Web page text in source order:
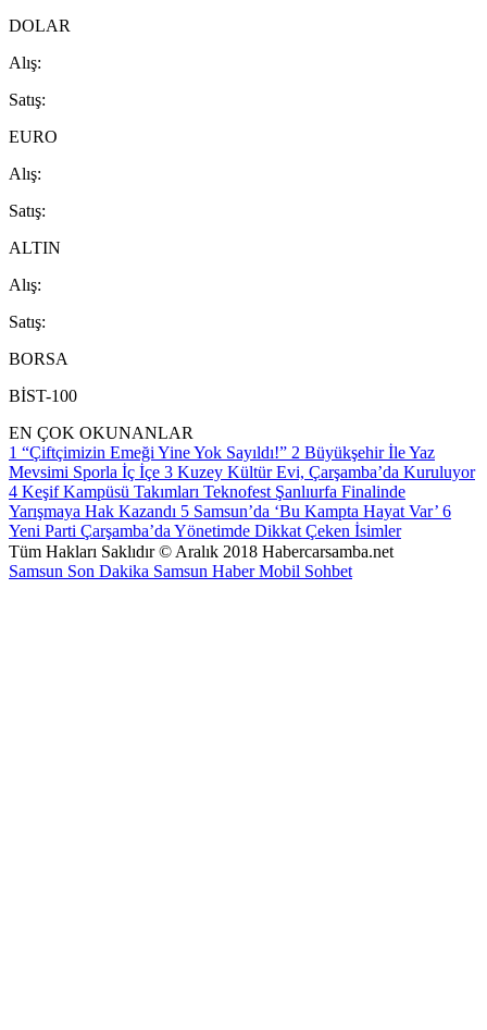
DOLAR
Alış:
Satış:
EURO
Alış:
Satış:
ALTIN
Alış:
Satış:
BORSA
BİST-100
EN ÇOK OKUNANLAR
1 “Çiftçimizin Emeği Yine Yok Sayıldı!” 2 Büyükşehir İle Yaz
Mevsimi Sporla İç İçe 3 Kuzey Kültür Evi, Çarşamba’da Kuruluyor
4 Keşif Kampüsü Takımları Teknofest Şanlıurfa Finalinde
Yarışmaya Hak Kazandı 5 Samsun’da ‘Bu Kampta Hayat Var’ 6
Yeni Parti Çarşamba’da Yönetimde Dikkat Çeken İsimler
Tüm Hakları Saklıdır © Aralık 2018 Habercarsamba.net
Samsun Son Dakika Samsun HaberMobil Sohbet